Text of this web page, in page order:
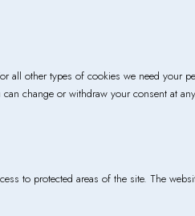
all other types of cookies we need your
change or withdraw your consent at
to protected areas of the site. The